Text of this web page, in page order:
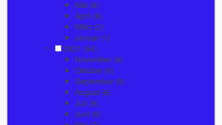
Mai (8)
April (6)
März (2)
Januar (1)
2021 (54)
November (4)
Oktober (6)
September (9)
August (6)
Juli (9)
Juni (9)